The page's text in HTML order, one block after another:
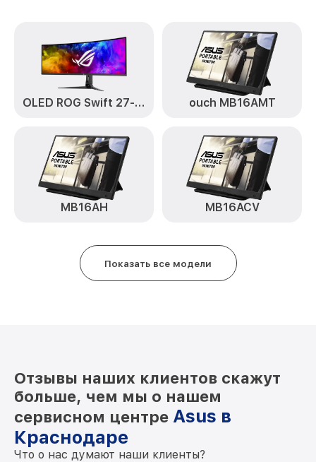
OLED ROG Swift 27-дюймовый ouch MB16AMT
MB16AH MB16ACV
Показать все модели
Отзывы наших клиентов скажут
больше, чем мы о нашем
сервисном центре Asus в
Краснодаре
Что о нас думают наши клиенты?